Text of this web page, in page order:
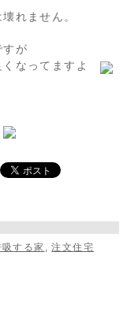
れません。
すが
くなってますよ
吸する家 ,注文住宅